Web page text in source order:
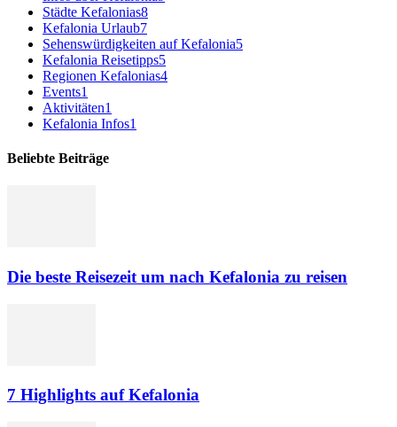
Städte Kefalonias8
Kefalonia Urlaub7
Sehenswürdigkeiten auf Kefalonia5
Kefalonia Reisetipps5
Regionen Kefalonias4
Events1
Aktivitäten1
Kefalonia Infos1
Beliebte Beiträge
Die beste Reisezeit um nach Kefalonia zu reisen
7 Highlights auf Kefalonia